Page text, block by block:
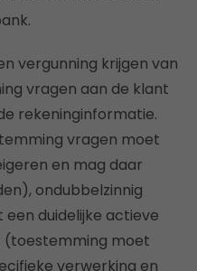
vergunning krijgen van
vragen aan de klant
rekeninginformatie.
vragen moet
en mag daar
ondubbelzinnig
duidelijke actieve
(toestemming moet
verwerking en